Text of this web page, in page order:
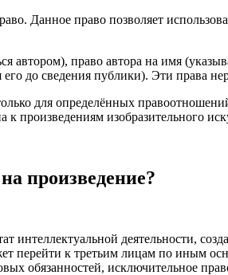
Данное право позволяет
автором), право автора на имя
до сведения публики). Эти права
для определённых
к произведениям изобразительного
произведение?
интеллектуальной деятельности,
перейти к третьим лицам по иным
обязанностей, исключительное